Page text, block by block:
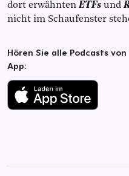
dort erwähntenETFs und
nicht im Schaufenster
Hören Sie alle Podcasts
App: